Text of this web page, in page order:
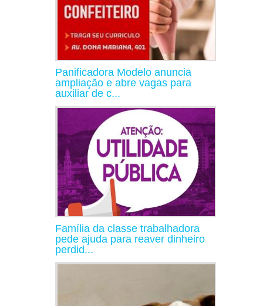
Panificadora Modelo anuncia
ampliação e abre vagas para
auxiliar de c...
Família da classe trabalhadora
pede ajuda para reaver dinheiro
perdid...